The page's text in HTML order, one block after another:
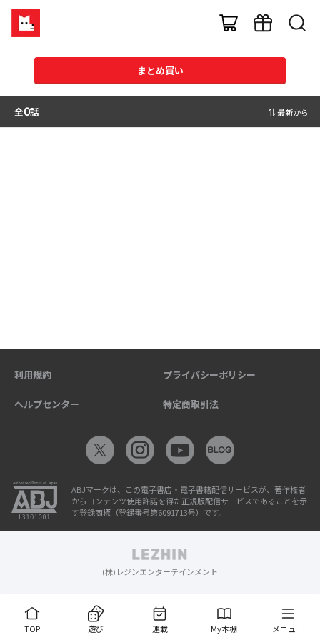
まとめ買い
全0話 最新から
TOP 遊び 連載 My本棚 メニュー
利用規約 プライバシーポリシー
ヘルプセンター 特定商取引法
ABJマークは、この電子書店・電子書籍配信サービスが、著作権者
からコンテンツ使用許諾を得た正規版配信サービスであることを示
す登録商標（登録番号第6091713号）です。
(株)レジンエンターテインメント